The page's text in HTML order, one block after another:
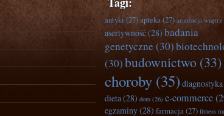
antyki(27)apteka(27) aranżacja wnętrz
asertywność(28) badania
genetyczne (30)
(30)budownictwo (33)
choroby (35) diagnostyka
dieta(28) dom (26) e-commerce
egzaminy(28) farmacja(27) fitness